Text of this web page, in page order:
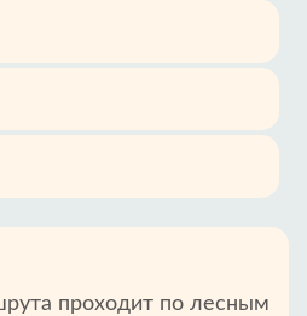
проходит по лесным